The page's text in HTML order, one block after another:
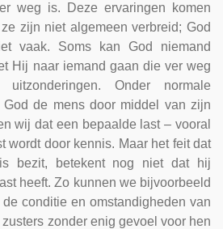
weg is. Deze ervaringen komen
zijn niet algemeen verbreid; God
vaak. Soms kan God niemand
Hij naar iemand gaan die ver weg
Onder normale
de mens door middel van zijn
wij dat een bepaalde last – vooral
wordt door kennis. Maar het feit dat
bezit, betekent nog niet dat hij
heeft. Zo kunnen we bijvoorbeeld
conditie en omstandigheden van
zonder enig gevoel voor hen